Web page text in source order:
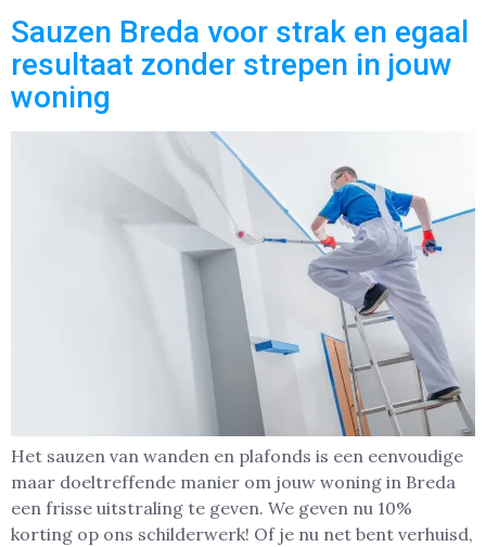
Sauzen Breda voor strak en egaal
resultaat zonder strepen in jouw
woning
Het sauzen van wanden en plafonds is een eenvoudige
maar doeltreffende manier om jouw woning in Breda
een frisse uitstraling te geven. We geven nu 10%
korting op ons schilderwerk! Of je nu net bent verhuisd,